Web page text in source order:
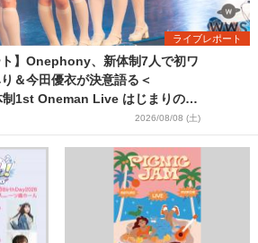
ライブレポート
ト】Onephony、新体制7人で初ワ
＆今田優衣が決意語る＜
1st Oneman Live はじまりの夏
2026/08/08 (土)